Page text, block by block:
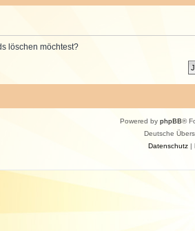
löschen möchtest?
Powered by phpBB®
Deutsche
Datenschutz|